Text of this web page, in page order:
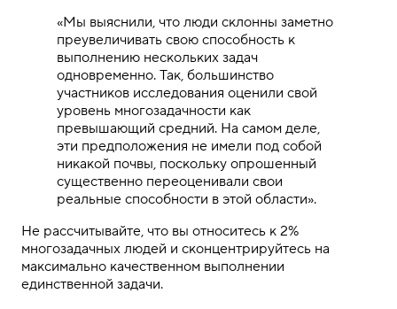
«Мы выяснили, что люди склонны заметно
преувеличивать свою способность к
выполнению нескольких задач
одновременно. Так, большинство
участников исследования оценили свой
уровень многозадачности как
превышающий средний. На самом деле,
эти предположения не имели под собой
никакой почвы, поскольку опрошенный
существенно переоценивали свои
реальные способности в этой области».
Не рассчитывайте, что вы относитесь к 2%
многозадачных людей и сконцентрируйтесь на
максимально качественном выполнении
единственной задачи.